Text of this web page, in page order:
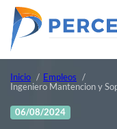
Inicio
Empleos
Ingeniero Mantencion y
06/08/2024